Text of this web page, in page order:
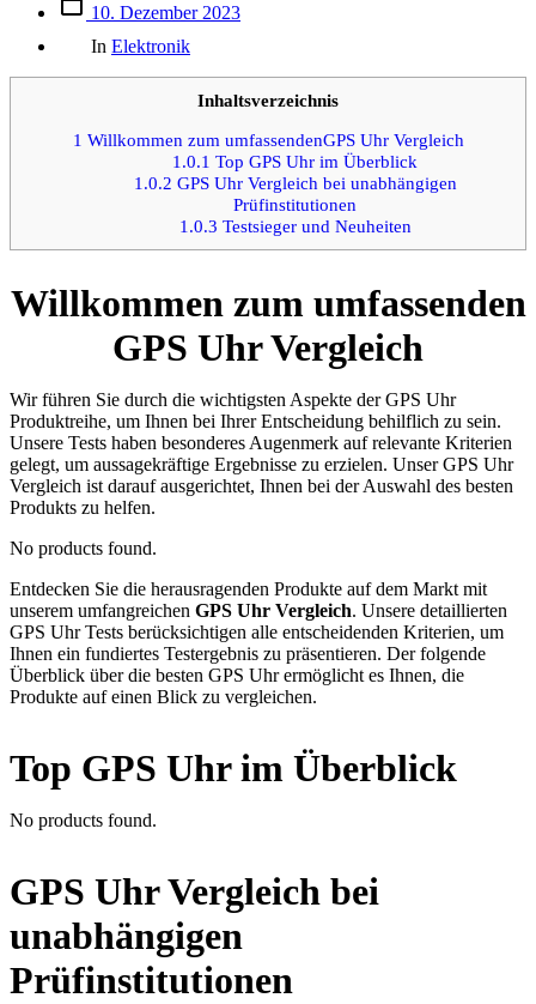
Beitrags
des
Beitrags
10. Dezember 2023
In Elektronik
Inhaltsverzeichnis
1 Willkommen zum umfassendenGPS Uhr Vergleich
1.0.1 Top GPS Uhr im Überblick
1.0.2 GPS Uhr Vergleich bei unabhängigen
Prüfinstitutionen
1.0.3 Testsieger und Neuheiten
Willkommen zum umfassenden
GPS Uhr Vergleich
Wir führen Sie durch die wichtigsten Aspekte der GPS Uhr
Produktreihe, um Ihnen bei Ihrer Entscheidung behilflich zu sein.
Unsere Tests haben besonderes Augenmerk auf relevante Kriterien
gelegt, um aussagekräftige Ergebnisse zu erzielen. Unser GPS Uhr
Vergleich ist darauf ausgerichtet, Ihnen bei der Auswahl des besten
Produkts zu helfen.
No products found.
Entdecken Sie die herausragenden Produkte auf dem Markt mit
unserem umfangreichen GPS Uhr Vergleich. Unsere detaillierten
GPS Uhr Tests berücksichtigen alle entscheidenden Kriterien, um
Ihnen ein fundiertes Testergebnis zu präsentieren. Der folgende
Überblick über die besten GPS Uhr ermöglicht es Ihnen, die
Produkte auf einen Blick zu vergleichen.
Top GPS Uhr im Überblick
No products found.
GPS Uhr Vergleich bei
unabhängigen
Prüfinstitutionen